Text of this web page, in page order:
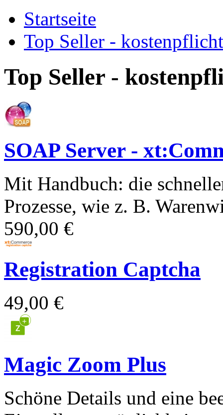
Startseite
Top Seller -
Top Seller -
SOAP Server -
Mit Handbuch: die
Prozesse, wie z. B.
590,00 €
Registration Captcha
49,00 €
Magic Zoom Plus
Schöne Details und eine